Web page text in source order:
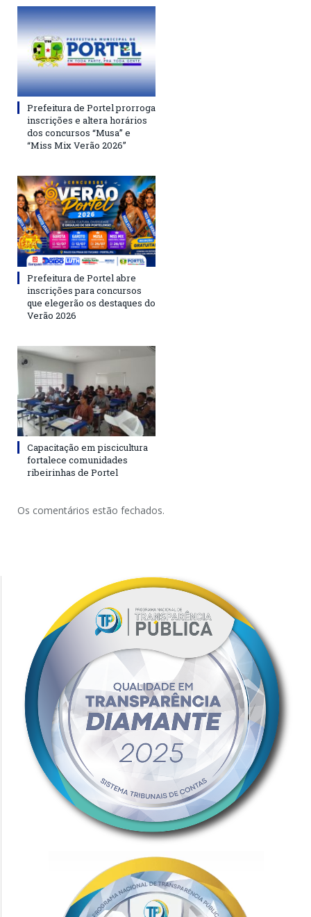
Prefeitura de Portel prorroga
inscrições e altera horários
dos concursos “Musa” e
“Miss Mix Verão 2026”
Prefeitura de Portel abre
inscrições para concursos
que elegerão os destaques do
Verão 2026
Capacitação em piscicultura
fortalece comunidades
ribeirinhas de Portel
Os comentários estão fechados.